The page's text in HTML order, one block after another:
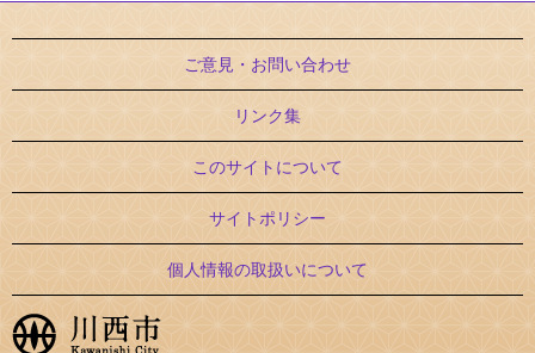
ご意見・お問い合わせ
リンク集
このサイトについて
サイトポリシー
個人情報の取扱いについて